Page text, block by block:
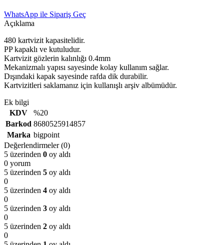
WhatsApp ile Sipariş Geç
Açıklama
480 kartvizit kapasitelidir.
PP kapaklı ve kutuludur.
Kartvizit gözlerin kalınlığı 0.4mm
Mekanizmalı yapısı sayesinde kolay kullanım sağlar.
Dışındaki kapak sayesinde rafda dik durabilir.
Kartvizitleri saklamanız için kullanışlı arşiv albümüdür.
Ek bilgi
KDV
%20
Barkod 8680525914857
Marka bigpoint
Değerlendirmeler (0)
5 üzerinden 0 oy aldı
0 yorum
5 üzerinden 5 oy aldı
0
5 üzerinden 4 oy aldı
0
5 üzerinden 3 oy aldı
0
5 üzerinden 2 oy aldı
0